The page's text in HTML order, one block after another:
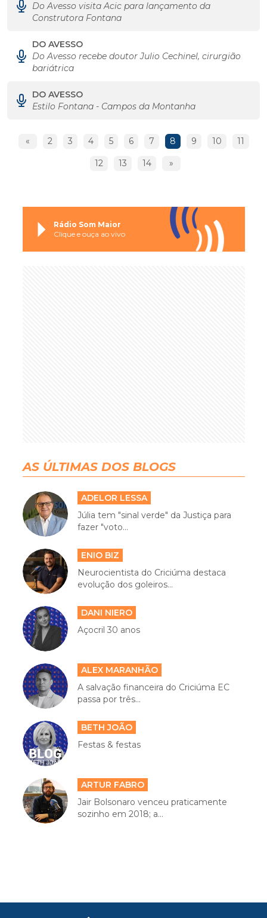
Do Avesso visita Acic para lançamento da
Construtora Fontana
DO AVESSO
Do Avesso recebe doutor Julio Cechinel, cirurgião
bariátrica
DO AVESSO
Estilo Fontana - Campos da Montanha
« 2 3 4 5 6 7 8 9 10 11
12 13 14 »
Rádio Som Maior
Clique e ouça ao vivo
AS ÚLTIMAS DOS BLOGS
ADELOR LESSA
Júlia tem "sinal verde" da Justiça para
fazer "voto...
ENIO BIZ
Neurocientista do Criciúma destaca
evolução dos goleiros...
DANI NIERO
Açocril 30 anos
ALEX MARANHÃO
A salvação financeira do Criciúma EC
passa por três...
BETH JOÃO
Festas & festas
ARTUR FABRO
Jair Bolsonaro venceu praticamente
sozinho em 2018; a...